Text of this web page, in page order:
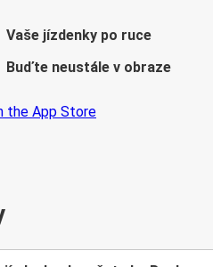
Vaše jízdenky po ruce
Buďte neustále v obraze